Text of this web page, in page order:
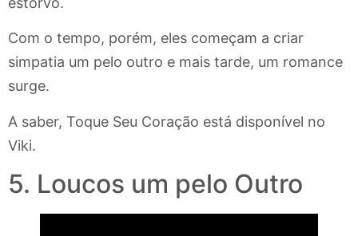
Com o tempo, porém, eles começam a criar
simpatia um pelo outro e mais tarde, um romance
surge.
A saber, Toque Seu Coração está disponível no
Viki.
5. Loucos um pelo Outro